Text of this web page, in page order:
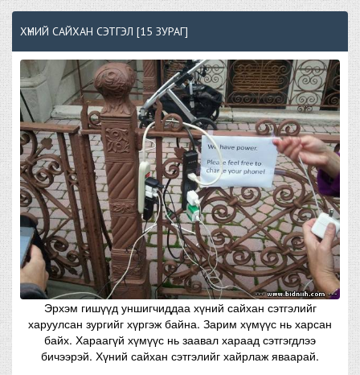
ХҮНИЙ САЙХАН СЭТГЭЛ [15 ЗУРАГ]
Эрхэм гишүүд уншигчиддаа хүний сайхан сэтгэлийг
харуулсан зургийг хүргэж байна. Зарим хүмүүс нь харсан
байх. Хараагүй хүмүүс нь заавал хараад сэтгэгдлээ
бичээрэй. Хүний сайхан сэтгэлийг хайрлаж яваарай.